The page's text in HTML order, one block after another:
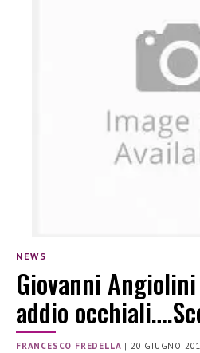
NEWS
Giovanni
addio
FRANCESCO FREDELLA | 20 GIUGNO